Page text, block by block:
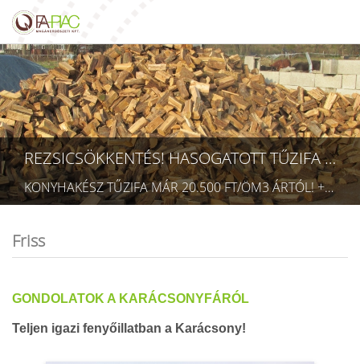
REZSICSÖKKENTÉS! HASOGATOTT TŰZIFA AKCIÓ!
KONYHAKÉSZ TŰZIFA MÁR 20.500 FT/ÖM3 ÁRTÓL! +36709423403 RÉSZLETEK A TÜZÉP MENÜPONTBAN! (TECHNIKAI AZONOSÍTÓ: AA 5832075)
Friss
GONDOLATOK A KARÁCSONYFÁRÓL
Teljen igazi fenyőillatban a Karácsony!